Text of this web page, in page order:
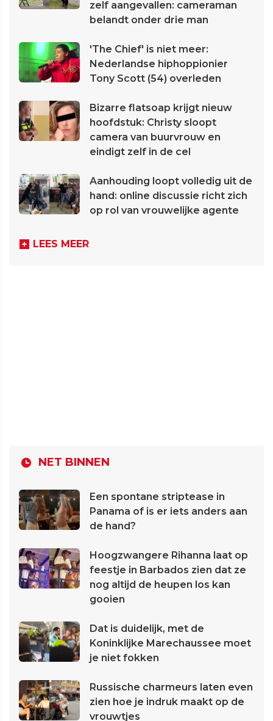
zelf aangevallen: cameraman
belandt onder drie man
'The Chief' is niet meer:
Nederlandse hiphoppionier
Tony Scott (54) overleden
Bizarre flatsoap krijgt nieuw
hoofdstuk: Christy sloopt
camera van buurvrouw en
eindigt zelf in de cel
Aanhouding loopt volledig uit de
hand: online discussie richt zich
op rol van vrouwelijke agente
LEES MEER
NET BINNEN
Een spontane striptease in
Panama of is er iets anders aan
de hand?
Hoogzwangere Rihanna laat op
feestje in Barbados zien dat ze
nog altijd de heupen los kan
gooien
Dat is duidelijk, met de
Koninklijke Marechaussee moet
je niet fokken
Russische charmeurs laten even
zien hoe je indruk maakt op de
vrouwtjes